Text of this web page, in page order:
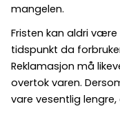
mangelen.
Fristen kan aldri
tidspunkt da
Reklamasjon må
overtok varen.
vare vesentlig